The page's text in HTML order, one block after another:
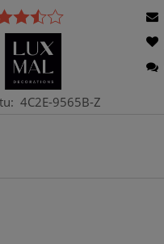
4C2E-9565B-Z